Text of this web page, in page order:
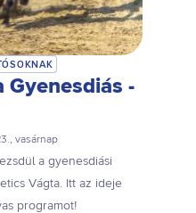
-
vasárnap
a gyenesdiási
Vágta. Itt az ideje
programot!